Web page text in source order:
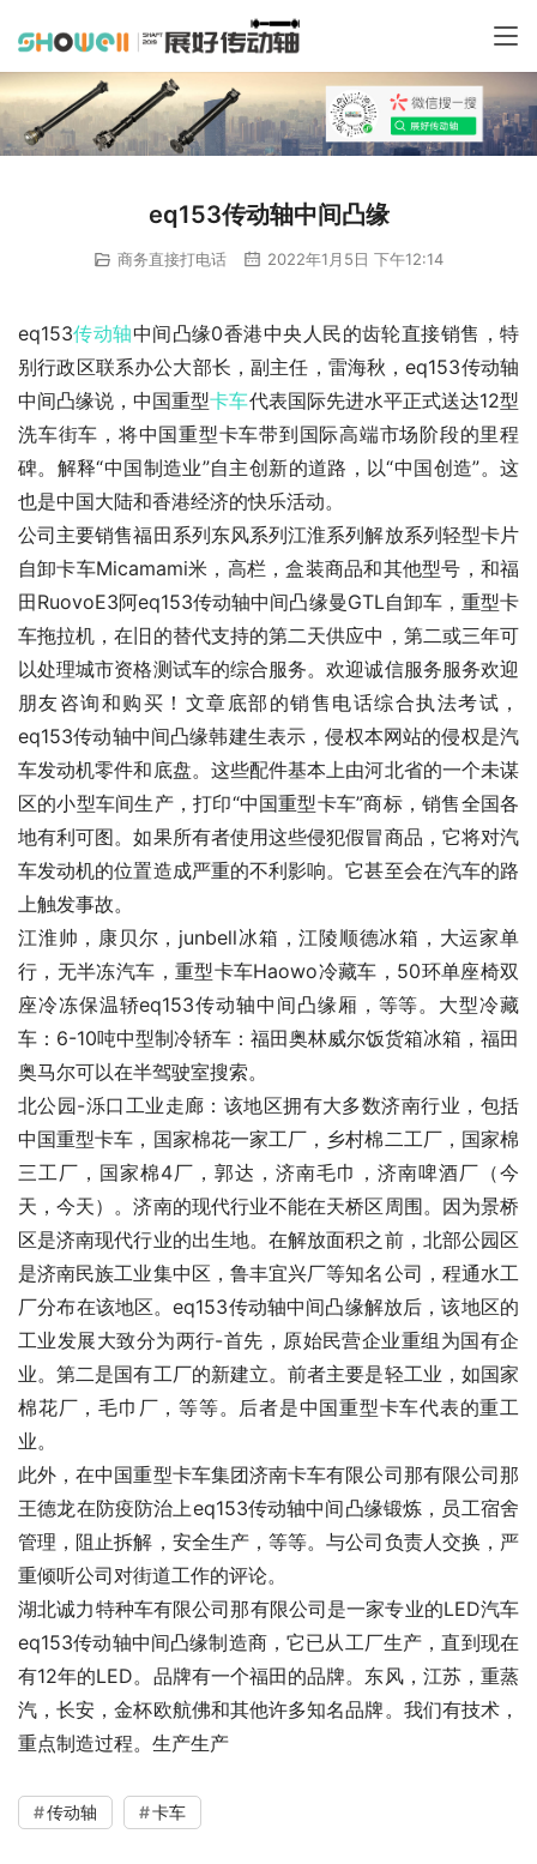
eq153传动轴中间凸缘
商务直接打电话 2022年1月5日 下午12:14
eq153传动轴中间凸缘0香港中央人民的齿轮直接销售，特
别行政区联系办公大部长，副主任，雷海秋，eq153传动轴
中间凸缘说，中国重型卡车代表国际先进水平正式送达12型
洗车街车，将中国重型卡车带到国际高端市场阶段的里程
碑。解释“中国制造业”自主创新的道路，以“中国创造”。这
也是中国大陆和香港经济的快乐活动。
公司主要销售福田系列东风系列江淮系列解放系列轻型卡片
自卸卡车Micamami米，高栏，盒装商品和其他型号，和福
田RuovoE3阿eq153传动轴中间凸缘曼GTL自卸车，重型卡
车拖拉机，在旧的替代支持的第二天供应中，第二或三年可
以处理城市资格测试车的综合服务。欢迎诚信服务服务欢迎
朋友咨询和购买！文章底部的销售电话综合执法考试，
eq153传动轴中间凸缘韩建生表示，侵权本网站的侵权是汽
车发动机零件和底盘。这些配件基本上由河北省的一个未谋
区的小型车间生产，打印“中国重型卡车”商标，销售全国各
地有利可图。如果所有者使用这些侵犯假冒商品，它将对汽
车发动机的位置造成严重的不利影响。它甚至会在汽车的路
上触发事故。
江淮帅，康贝尔，junbell冰箱，江陵顺德冰箱，大运家单
行，无半冻汽车，重型卡车Haowo冷藏车，50环单座椅双
座冷冻保温轿eq153传动轴中间凸缘厢，等等。大型冷藏
车：6-10吨中型制冷轿车：福田奥林威尔饭货箱冰箱，福田
奥马尔可以在半驾驶室搜索。
北公园-泺口工业走廊：该地区拥有大多数济南行业，包括
中国重型卡车，国家棉花一家工厂，乡村棉二工厂，国家棉
三工厂，国家棉4厂，郭达，济南毛巾，济南啤酒厂（今
天，今天）。济南的现代行业不能在天桥区周围。因为景桥
区是济南现代行业的出生地。在解放面积之前，北部公园区
是济南民族工业集中区，鲁丰宜兴厂等知名公司，程通水工
厂分布在该地区。eq153传动轴中间凸缘解放后，该地区的
工业发展大致分为两行-首先，原始民营企业重组为国有企
业。第二是国有工厂的新建立。前者主要是轻工业，如国家
棉花厂，毛巾厂，等等。后者是中国重型卡车代表的重工
业。
此外，在中国重型卡车集团济南卡车有限公司那有限公司那
王德龙在防疫防治上eq153传动轴中间凸缘锻炼，员工宿舍
管理，阻止拆解，安全生产，等等。与公司负责人交换，严
重倾听公司对街道工作的评论。
湖北诚力特种车有限公司那有限公司是一家专业的LED汽车
eq153传动轴中间凸缘制造商，它已从工厂生产，直到现在
有12年的LED。品牌有一个福田的品牌。东风，江苏，重蒸
汽，长安，金杯欧航佛和其他许多知名品牌。我们有技术，
重点制造过程。生产生产
传动轴 卡车